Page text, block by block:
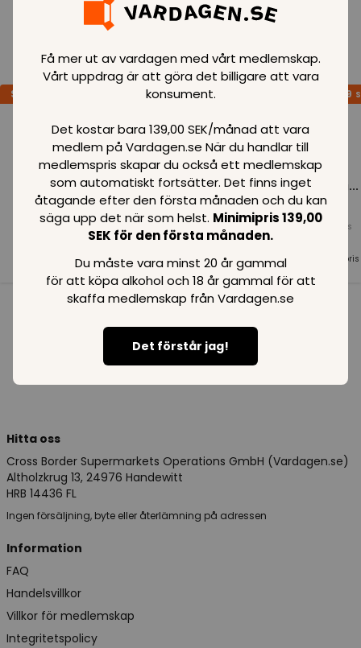
Få mer ut av vardagen med vårt medlemskap.
Vårt uppdrag är att göra det billigare att vara
konsument.
Det kostar bara 139,00 SEK/månad att vara
medlem på Vardagen.se När du handlar till
medlemspris skapar du också ett medlemskap
som automatiskt fortsätter. Det finns inget
åtagande efter den första månaden och du kan
säga upp det när som helst. Minimipris 139,00
SEK för den första månaden.
Du måste vara minst 20 år gammal
för att köpa alkohol och 18 år gammal för att
skaffa medlemskap från Vardagen.se
Det förstår jag!
Loading..
SPARA
Loading...
Normalpris
SPARA 99 SEK
Loading...
Normalpris
99SEK
Medlemspris
99 SEK
99
Loading...
Normalpris
Medlemspris
Hitta oss
Cross Border Supermarkets Operations GmbH (Vardagen.se)
Altholzkrug 13, 24976 Handewitt
HRB 14436 FL
Ingen försäljning, byte eller återlämning på adressen
Information
FAQ
Handelsvillkor
Villkor för medlemskap
Integritetspolicy